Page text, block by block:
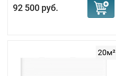
92 500 руб.
20м²